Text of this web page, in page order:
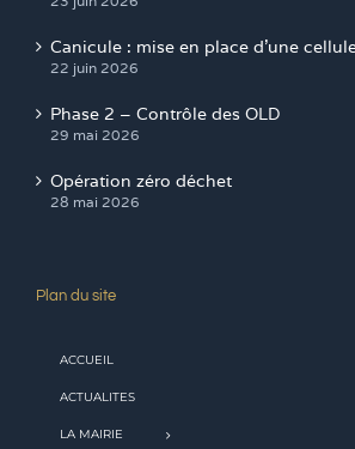
Canicule : mise en place d’une
22 juin 2026
Phase 2 – Contrôle des OLD
29 mai 2026
Opération zéro déchet
28 mai 2026
Plan du site
ACCUEIL
ACTUALITES
LA MAIRIE